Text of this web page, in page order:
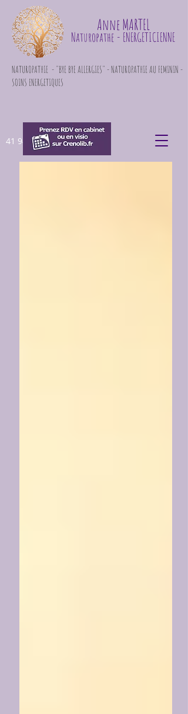
Anne MARTEL
Naturopathe - ENERGETICIENNE
NATUROPATHIE - "BYE BYE ALLERGIES" - NATUROPATHIE AU FEMININ -
SOINS ENERGETIQUES
41 948 871